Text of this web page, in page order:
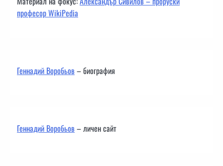
професор WikiPedia
Геннадий Воробьов– биография
Геннадий Воробьов– личен сайт